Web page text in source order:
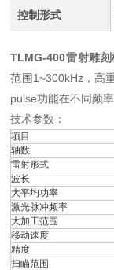
控制形式
TLMG-400雷射雕刻
范围1~300kHz，高
pulse功能在不同频
技术参数：
项目
轴数
雷射形式
波长
大平均功率
激光脉冲频率
大加工范围
移动速度
精度
扫瞄范围